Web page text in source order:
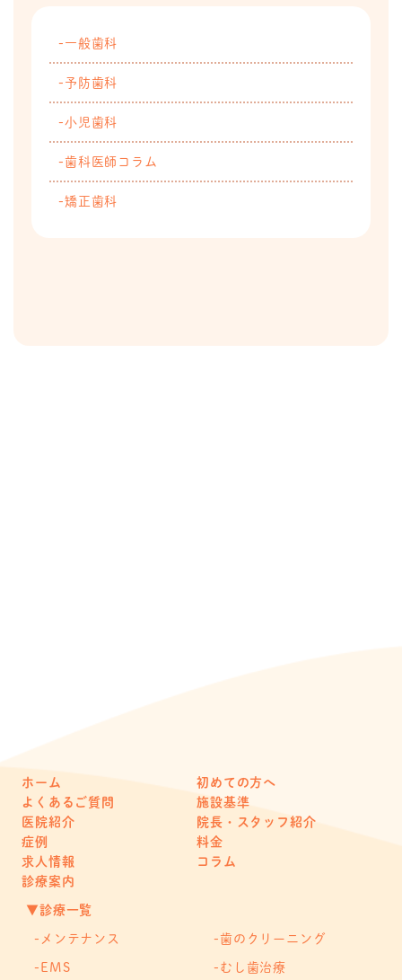
一般歯科
予防歯科
小児歯科
歯科医師コラム
矯正歯科
ホーム
初めての方へ
よくあるご質問
施設基準
医院紹介
院長・スタッフ紹介
症例
料金
求人情報
コラム
診療案内
▼診療一覧
メンテナンス 歯のクリーニング
EMS むし歯治療